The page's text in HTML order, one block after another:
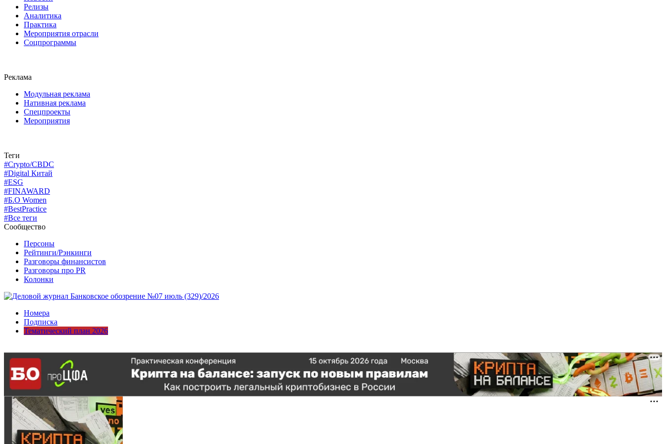
Релизы
Аналитика
Практика
Мероприятия отрасли
Соцпрограммы
Реклама
Модульная реклама
Нативная реклама
Спецпроекты
Мероприятия
Теги
#Crypto/CBDC
#Digital Китай
#ESG
#FINAWARD
#Б.О Women
#BestPractice
#Все теги
Сообщество
Персоны
Рейтинги/Рэнкинги
Разговоры финансистов
Разговоры про PR
Колонки
Номера
Подписка
Тематический план 2026